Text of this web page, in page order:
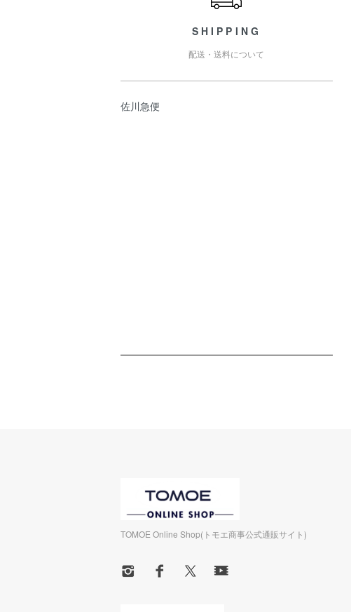
SHIPPING
配送・送料について
佐川急便
TOMOE Online Shop(トモエ商事公式通販サイト)